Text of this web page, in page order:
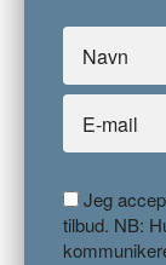
Jeg
tilbud. NB: